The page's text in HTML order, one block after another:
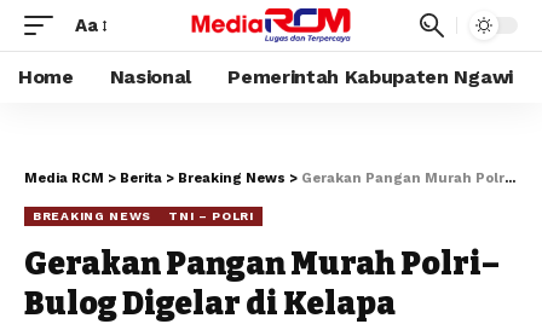
Aa
Home Nasional Pemerintah Kabupaten Ngawi
Media RCM > Berita > Breaking News > Gerakan Pangan Murah Polri–Bulog Digelar di Kelapa Gading, 1,5 Ton Beras SPHP Disalurkan
BREAKING NEWS TNI – POLRI
Gerakan Pangan Murah Polri–
Bulog Digelar di Kelapa